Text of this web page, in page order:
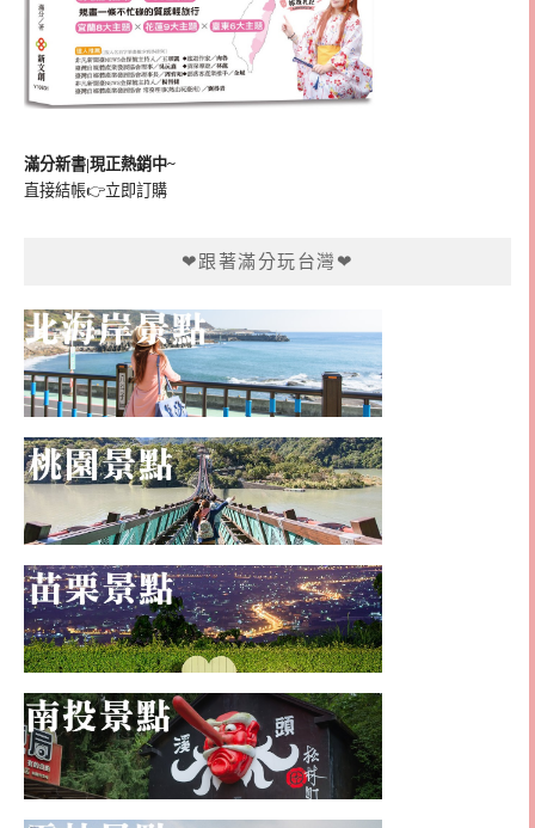
滿分新書|現正熱銷中~
直接結帳👉立即訂購
❤跟著滿分玩台灣❤